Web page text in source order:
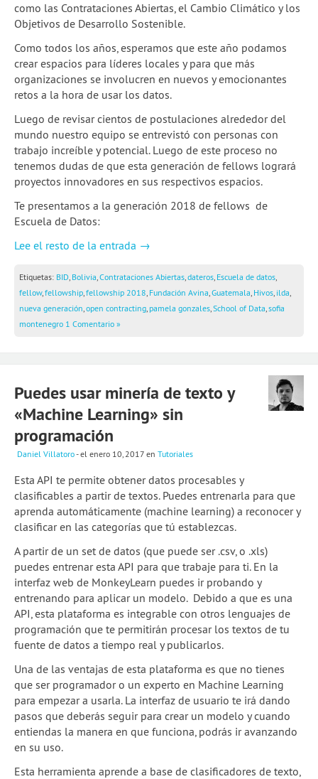
como las Contrataciones Abiertas, el Cambio Climático y los
Objetivos de Desarrollo Sostenible.
Como todos los años, esperamos que este año podamos
crear espacios para líderes locales y para que más
organizaciones se involucren en nuevos y emocionantes
retos a la hora de usar los datos.
Luego de revisar cientos de postulaciones alrededor del
mundo nuestro equipo se entrevistó con personas con
trabajo increíble y potencial. Luego de este proceso no
tenemos dudas de que esta generación de fellows logrará
proyectos innovadores en sus respectivos espacios.
Te presentamos a la generación 2018 de fellows de
Escuela de Datos:
Lee el resto de la entrada →
Etiquetas: BID, Bolivia,Contrataciones Abiertas,dateros, Escuela de datos,
fellow,fellowship,fellowship 2018, Fundación Avina,Guatemala, Hivos, ilda,
nueva generación,open contracting, pamela gonzales,School of Data,sofia
montenegro 1 Comentario »
Puedes usar minería de texto y
«Machine Learning» sin
programación
Daniel Villatoro- el enero 10, 2017 en Tutoriales
Esta API te permite obtener datos procesables y
clasificables a partir de textos. Puedes entrenarla para que
aprenda automáticamente (machine learning) a reconocer y
clasificar en las categorías que tú establezcas.
A partir de un set de datos (que puede ser .csv, o .xls)
puedes entrenar esta API para que trabaje para ti. En la
interfaz web de MonkeyLearn puedes ir probando y
entrenando para aplicar un modelo. Debido a que es una
API, esta plataforma es integrable con otros lenguajes de
programación que te permitirán procesar los textos de tu
fuente de datos a tiempo real y publicarlos.
Una de las ventajas de esta plataforma es que no tienes
que ser programador o un experto en Machine Learning
para empezar a usarla. La interfaz de usuario te irá dando
pasos que deberás seguir para crear un modelo y cuando
entiendas la manera en que funciona, podrás ir avanzando
en su uso.
Esta herramienta aprende a base de clasificadores de texto,